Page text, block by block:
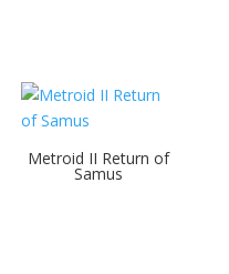
Metroid II Return of
Samus